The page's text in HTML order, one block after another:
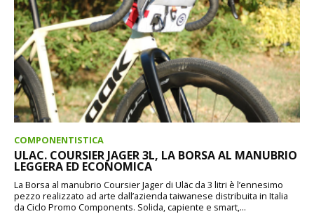
COMPONENTISTICA
ULAC. COURSIER JAGER 3L, LA BORSA AL MANUBRIO
LEGGERA ED ECONOMICA
La Borsa al manubrio Coursier Jager di Uläc da 3 litri è l’ennesimo
pezzo realizzato ad arte dall’azienda taiwanese distribuita in Italia
da Ciclo Promo Components. Solida, capiente e smart,...